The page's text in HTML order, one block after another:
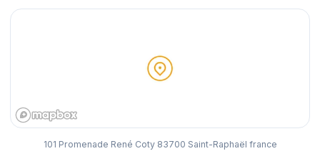
101 Promenade René Coty 83700 Saint-Raphaël france